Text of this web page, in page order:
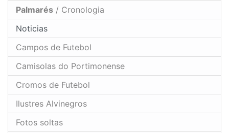
Palmarés / Cronologia
Noticias
Campos de Futebol
Camisolas do Portimonense
Cromos de Futebol
Ilustres Alvinegros
Fotos soltas